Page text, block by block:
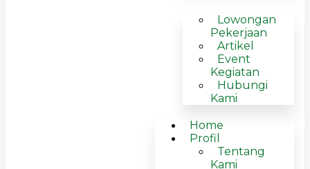
Lowongan
Pekerjaan
Artikel
Event
Kegiatan
Hubungi
Kami
Home
Profil
Tentang
Kami